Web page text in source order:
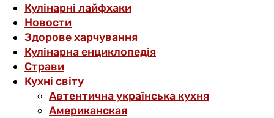
Кулінарні лайфхаки
Новости
Здорове харчування
Кулінарна енциклопедія
Страви
Кухні світу
Автентична українська кухня
Американская